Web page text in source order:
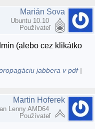
Marián Sova
Ubuntu 10.10
Používateľ
(alebo cez klikátko
jabbera v pdf|
Martin Hoferek
Lenny AMD64
Používateľ